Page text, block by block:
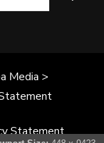
Media >
Statement